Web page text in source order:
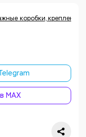
коробки, крепления,
MAX